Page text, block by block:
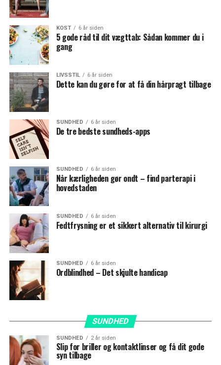
KOST 6 år siden
5 gode råd til dit vægttab: Sådan kommer du i
gang
LIVSSTIL 6 år siden
Dette kan du gøre for at få din hårpragt tilbage
SUNDHED 6 år siden
De tre bedste sundheds-apps
SUNDHED 6 år siden
Når kærligheden gør ondt – find parterapi i
hovedstaden
SUNDHED 6 år siden
Fedtfrysning er et sikkert alternativ til kirurgi
SUNDHED 6 år siden
Ordblindhed – Det skjulte handicap
SUNDHED
SUNDHED 2 år siden
Slip for briller og kontaktlinser og få dit gode
syn tilbage